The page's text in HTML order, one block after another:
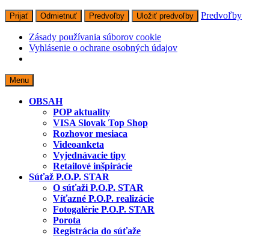
Prijať Odmietnuť Predvoľby Uložiť predvoľby Predvoľby
Zásady používania súborov cookie
Vyhlásenie o ochrane osobných údajov
Skip
to
content
Menu
OBSAH
POP aktuality
VISA Slovak Top Shop
Rozhovor mesiaca
Videoanketa
Vyjednávacie tipy
Retailové inšpirácie
Súťaž P.O.P. STAR
O súťaži P.O.P. STAR
Víťazné P.O.P. realizácie
Fotogalérie P.O.P. STAR
Porota
Registrácia do súťaže